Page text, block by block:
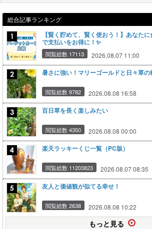
総合記事ランキング
【賢く貯めて、賢く使おう！】あなた
で支払いをお得に！✨
閲覧総数 17113 2026.08.07 11:00
暑さに強い！マリーゴールドと日々草の
閲覧総数 9782 2026.08.08 16:58
百日草を長く楽しみたい
閲覧総数 4350 2026.08.08 00:00
楽天ラッキーくじ一覧（PC版）
閲覧総数 11203823 2026.08.07 08:35
友人と価値観が似てる幸せ！
閲覧総数 2638 2026.08.08 10:22
もっと見る